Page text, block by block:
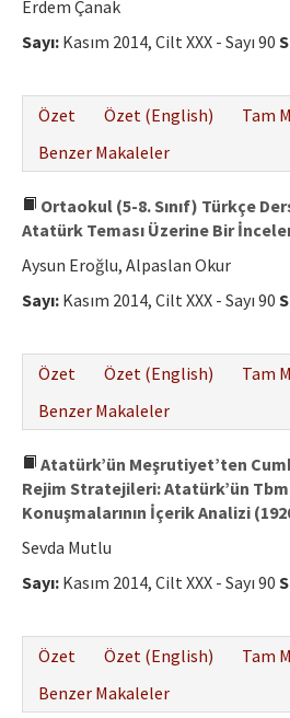
Erdem Çanak
Sayı: Kasım 2014, Cilt XXX - Sayı 90
Özet
Özet (English) Tam
Benzer Makaleler
Ortaokul (5-8. Sınıf) Türkçe
Atatürk Teması Üzerine Bir
Aysun Eroğlu, Alpaslan Okur
Sayı: Kasım 2014, Cilt XXX - Sayı 90
Özet
Özet (English) Tam
Benzer Makaleler
Atatürk’ün Meşrutiyet’ten
Rejim Stratejileri: Atatürk’ün
Konuşmalarının İçerik Analizi
Sevda Mutlu
Sayı: Kasım 2014, Cilt XXX - Sayı 90
Özet
Özet (English) Tam
Benzer Makaleler